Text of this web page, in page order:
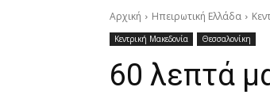
Αρχική Ηπειρωτική Ελλάδα
Κεντρική Μακεδονία Θεσσαλονίκη
60 λεπτά